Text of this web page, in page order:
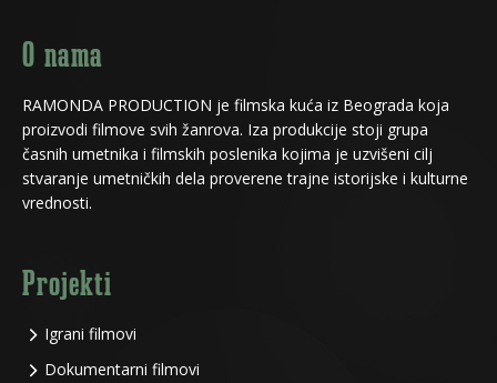
O nama
RAMONDA PRODUCTION je filmska kuća iz Beograda koja
proizvodi filmove svih žanrova. Iza produkcije stoji grupa
časnih umetnika i filmskih poslenika kojima je uzvišeni cilj
stvaranje umetničkih dela proverene trajne istorijske i kulturne
vrednosti.
Projekti
Igrani filmovi
Dokumentarni filmovi